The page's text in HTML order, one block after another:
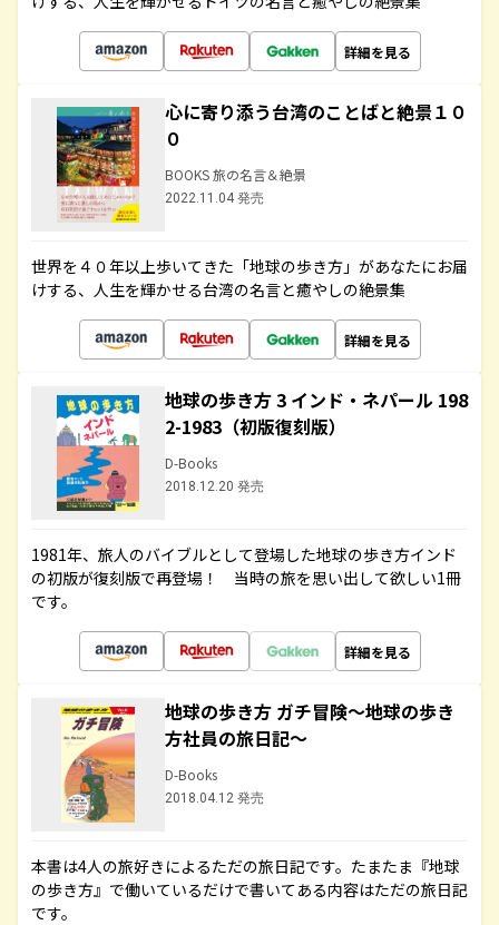
詳細を見る
心に寄り添う台湾のことばと絶景１０
０
BOOKS 旅の名言＆絶景
2022.11.04 発売
世界を４０年以上歩いてきた「地球の歩き方」があなたにお届
けする、人生を輝かせる台湾の名言と癒やしの絶景集
詳細を見る
地球の歩き方 3 インド・ネパール 198
2-1983（初版復刻版）
D-Books
2018.12.20 発売
1981年、旅人のバイブルとして登場した地球の歩き方インド
の初版が復刻版で再登場！ 当時の旅を思い出して欲しい1冊
です。
詳細を見る
地球の歩き方 ガチ冒険～地球の歩き
方社員の旅日記～
D-Books
2018.04.12 発売
本書は4人の旅好きによるただの旅日記です。たまたま『地球
の歩き方』で働いているだけで書いてある内容はただの旅日記
です。